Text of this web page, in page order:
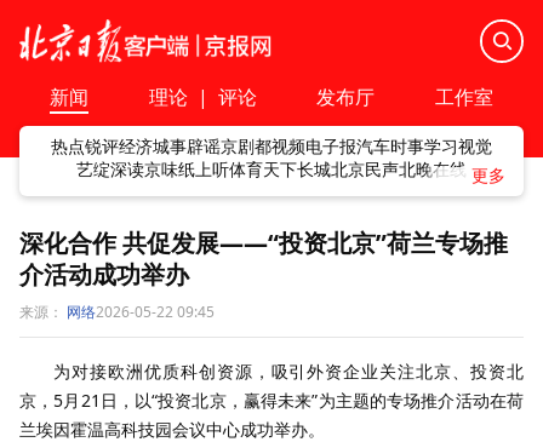
新闻 理论 | 评论 发布厅 工作室
热点锐评经济城事辟谣京剧都视频电子报汽车时事学习视觉
艺绽深读京味纸上听体育天下长城北京民声北晚在线
深化合作 共促发展——“投资北京”荷兰专场推
介活动成功举办
来源： 网络2026-05-22 09:45
为对接欧洲优质科创资源，吸引外资企业关注北京、投资北
京，5月21日，以“投资北京，赢得未来”为主题的专场推介活动在荷
兰埃因霍温高科技园会议中心成功举办。